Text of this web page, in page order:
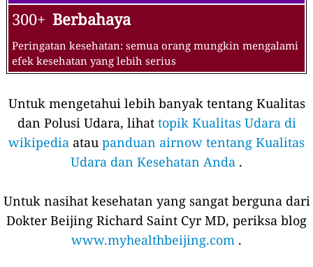
300+ Berbahaya
Peringatan kesehatan: semua orang mungkin mengalami
efek kesehatan yang lebih serius
Untuk mengetahui lebih banyak tentang Kualitas
dan Polusi Udara, lihat topik Kualitas Udara di
wikipedia atau panduan airnow tentang Kualitas
Udara dan Kesehatan Anda .
Untuk nasihat kesehatan yang sangat berguna dari
Dokter Beijing Richard Saint Cyr MD, periksa blog
www.myhealthbeijing.com .